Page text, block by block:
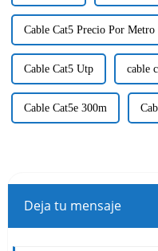
Cable Cat5 Precio Por Metro
Cable Cat5 Utp cable
Cable Cat5e 300m
Deja tu mensaje